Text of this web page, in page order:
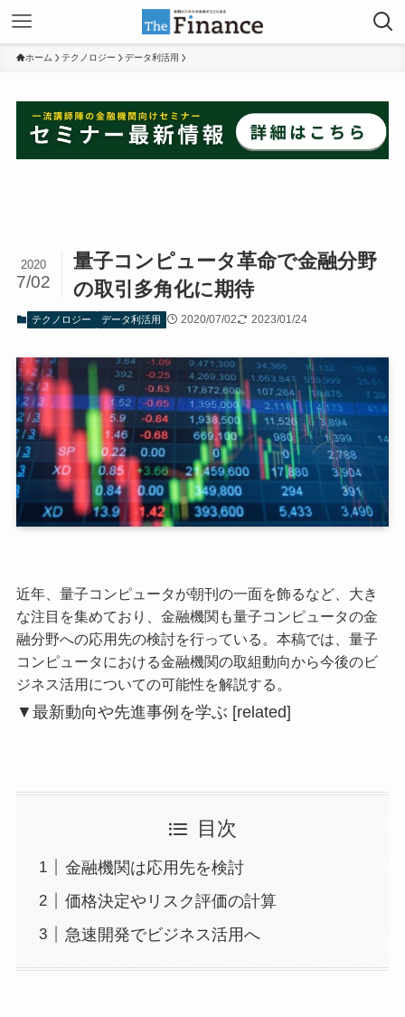
ホーム テクノロジー データ利活用
量子コンピュータ革命で金融分野
の取引多角化に期待
2020
7/02
テクノロジー データ利活用 2020/07/02 2023/01/24
近年、量子コンピュータが朝刊の一面を飾るなど、大き
な注目を集めており、金融機関も量子コンピュータの金
融分野への応用先の検討を行っている。本稿では、量子
コンピュータにおける金融機関の取組動向から今後のビ
ジネス活用についての可能性を解説する。
▼最新動向や先進事例を学ぶ [related]
目次
金融機関は応用先を検討
価格決定やリスク評価の計算
急速開発でビジネス活用へ